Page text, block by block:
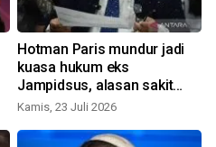
Hotman Paris mundur jadi
kuasa hukum eks
Jampidsus, alasan sakit
saraf kejepit
Kamis, 23 Juli 2026